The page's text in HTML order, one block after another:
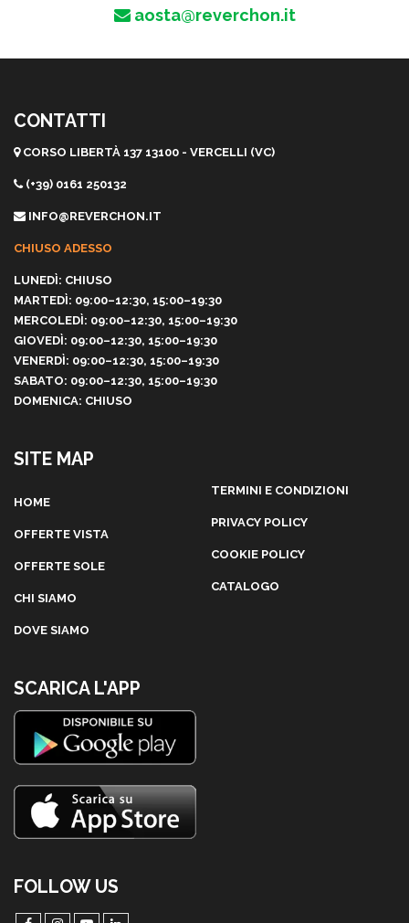
aosta@reverchon.it
CONTATTI
CORSO LIBERTÀ 137 13100 - VERCELLI (VC)
(+39) 0161 250132
INFO@REVERCHON.IT
CHIUSO ADESSO
LUNEDÌ: CHIUSO
MARTEDÌ: 09:00–12:30, 15:00–19:30
MERCOLEDÌ: 09:00–12:30, 15:00–19:30
GIOVEDÌ: 09:00–12:30, 15:00–19:30
VENERDÌ: 09:00–12:30, 15:00–19:30
SABATO: 09:00–12:30, 15:00–19:30
DOMENICA: CHIUSO
SITE MAP
HOME
OFFERTE VISTA
OFFERTE SOLE
CHI SIAMO
DOVE SIAMO
TERMINI E CONDIZIONI
PRIVACY POLICY
COOKIE POLICY
CATALOGO
SCARICA L'APP
FOLLOW US